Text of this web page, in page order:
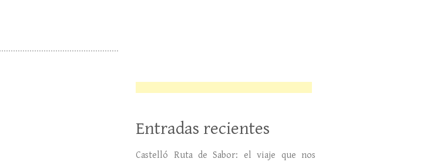
Entradas recientes
Castelló Ruta de Sabor: el viaje que nos